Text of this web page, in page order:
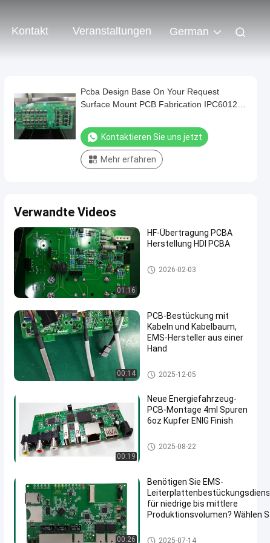
Kontakt Veranstaltungen German
Pcba Design Base On Your Request
Surface Mount PCB Fabrication IPC6012D
Manufacturing Services
Kontaktieren Sie uns jetzt
Mehr erfahren
Verwandte Videos
01:16
HF-Übertragung PCBA
Herstellung HDI PCBA
Kommunikation PWB-Versam
mlung
2026-02-03
00:14
PCB-Bestückung mit
Kabeln und Kabelbaum,
EMS-Hersteller aus einer
Hand
Schnelle Drehung PWB-Versa
mmlung
2025-12-05
00:19
Neue Energiefahrzeug-
PCB-Montage 4ml Spuren
6oz Kupfer ENIG Finish
Neue Energie-PCB-Montage
2025-08-22
00:26
Benötigen Sie EMS-
für niedrige bis mittlere
Produktionsvolumen? Wählen
mm, 2 mm und 4 mm Dicke.
ems-pcba
2025-07-14